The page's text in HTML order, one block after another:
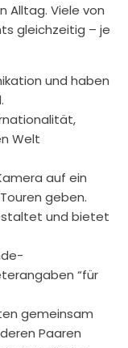
Alltag. Viele von
gleichzeitig – je
und haben
Welt
auf ein
geben.
und bietet
“für
gemeinsam
Paaren